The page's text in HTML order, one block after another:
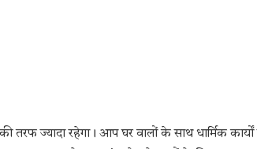
ज्यादा रहेगा। आप घर वालों के साथ धार्मिक